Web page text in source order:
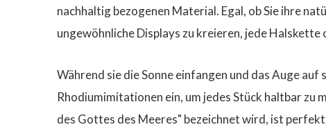
nachhaltig bezogenen Material. Egal, ob Sie ihre
ungewöhnliche Displays zu kreieren, jede
Während sie die Sonne einfangen und das Auge auf
Rhodiumimitationen ein, um jedes Stück haltbar zu
des Gottes des Meeres" bezeichnet wird, ist